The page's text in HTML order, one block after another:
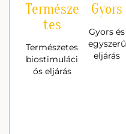
Természe
tes
Természetes
biostimuláci
ós eljárás
Gyors
Gyors és
egyszerű
eljárás